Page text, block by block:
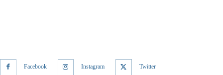
Facebook Instagram Twitter